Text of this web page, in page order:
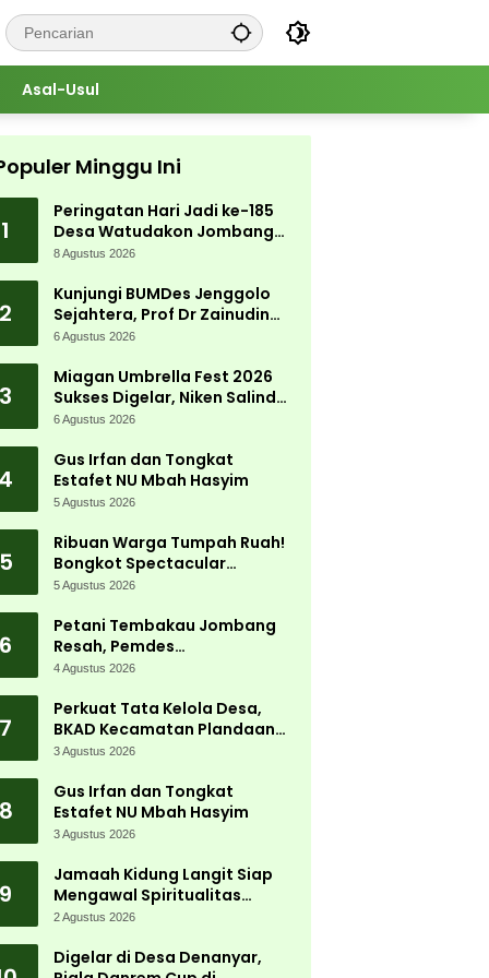
Asal-Usul
Minggu Ini
1
Peringatan Hari Jadi ke-185
Desa Watudakon Jombang
Meriah, Warga Tumpek Blek
8 Agustus 2026
2
Kunjungi BUMDes Jenggolo
Sejahtera, Prof Dr Zainudin
Maliki: Kita Wujudkan
Potensi Desa
6 Agustus 2026
3
Miagan Umbrella Fest 2026
Sukses Digelar, Niken Salindry
Jadi Magnet Ribuan
6 Agustus 2026
4
Gus Irfan dan Tongkat
Estafet NU Mbah Hasyim
5 Agustus 2026
5
Ribuan Warga Tumpah Ruah!
Bongkot Spectacular
Carnival 2026 Jadi Pesta
Peterongan
5 Agustus 2026
6
Petani Tembakau Jombang
Resah, Pemdes
Tanjungwadung dan Disperta
4 Agustus 2026
7
Perkuat Tata Kelola Desa,
BKAD Kecamatan Plandaan
Gelar Pelatihan Aparatur
3 Agustus 2026
8
Gus Irfan dan Tongkat
Estafet NU Mbah Hasyim
3 Agustus 2026
9
Jamaah Kidung Langit Siap
Mengawal Spiritualitas
Muktamar NU
2 Agustus 2026
Digelar di Desa Denanyar,